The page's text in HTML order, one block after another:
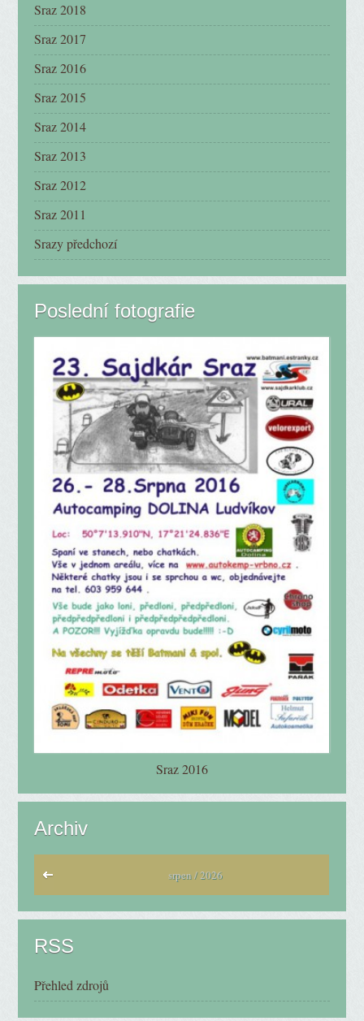
Sraz 2018
Sraz 2017
Sraz 2016
Sraz 2015
Sraz 2014
Sraz 2013
Sraz 2012
Sraz 2011
Srazy předchozí
Poslední fotografie
Sraz 2016
Archiv
srpen / 2026
RSS
Přehled zdrojů